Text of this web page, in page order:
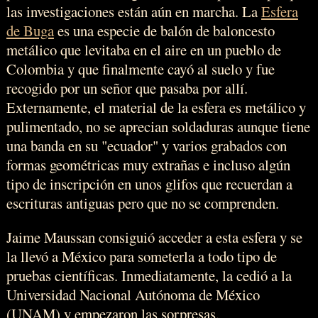
las investigaciones están aún en marcha. LaEsfera
de Bugaes una especie de balón de baloncesto
metálico que levitaba en el aire en un pueblo de
Colombia y que finalmente cayó al suelo y fue
recogido por un señor que pasaba por allí.
Externamente, el material de la esfera es metálico y
pulimentado, no se aprecian soldaduras aunque tiene
una banda en su "ecuador" y varios grabados con
formas geométricas muy extrañas e incluso algún
tipo de inscripción en unos glifos que recuerdan a
escrituras antiguas pero que no se comprenden.
Jaime Maussan consiguió acceder a esta esfera y se
la llevó a México para someterla a todo tipo de
pruebas científicas. Inmediatamente, la cedió a la
Universidad Nacional Autónoma de México
(UNAM) y empezaron las sorpresas.